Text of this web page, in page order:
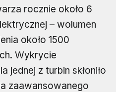
rocznie około 6
– wolumen
około 1500
Wykrycie
jednej z turbin skłoniło
zaawansowanego